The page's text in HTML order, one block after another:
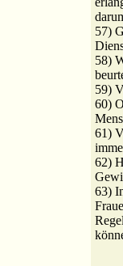
57)
58)
59)
60)
61)
62)
63)